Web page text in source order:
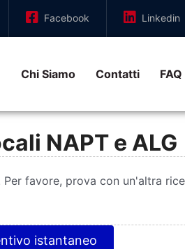
Facebook Linkedin
Chi Siamo Contatti FAQ
NAPT e ALG
favore, prova con un'altra
istantaneo